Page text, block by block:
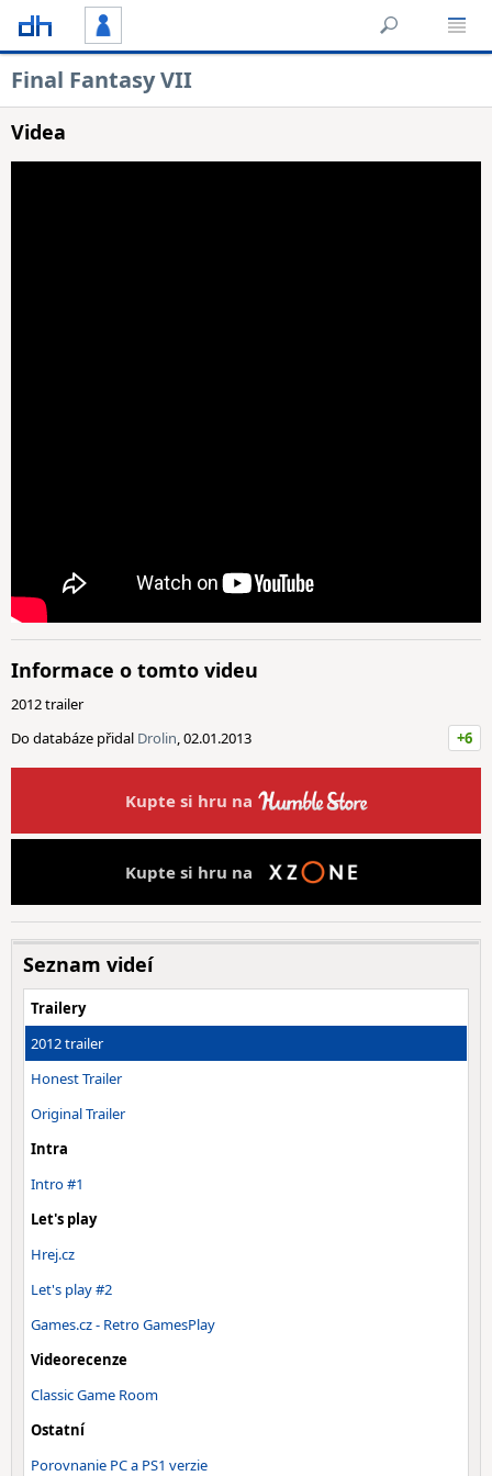
Final Fantasy VII
Videa
Informace o tomto videu
2012 trailer
Do databáze přidal Drolin, 02.01.2013 +6
Kupte si hru na
Kupte si hru na
Seznam videí
Trailery
2012 trailer
Honest Trailer
Original Trailer
Intra
Intro #1
Let's play
Hrej.cz
Let's play #2
Games.cz - Retro GamesPlay
Videorecenze
Classic Game Room
Ostatní
Porovnanie PC a PS1 verzie